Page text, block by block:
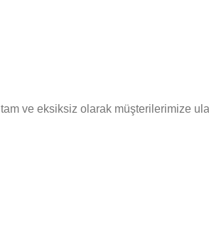
ve eksiksiz olarak müşterilerimize